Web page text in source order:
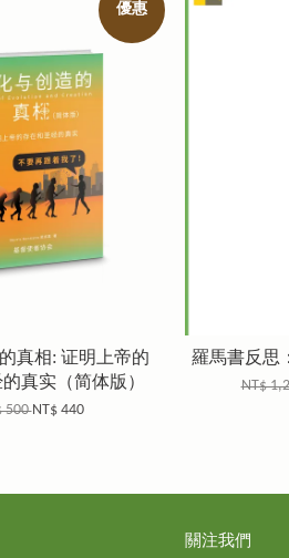
優惠
真相: 证明上帝的
真实（简体版）
500NT$ 440
羅馬書反思
NT$
關注我們